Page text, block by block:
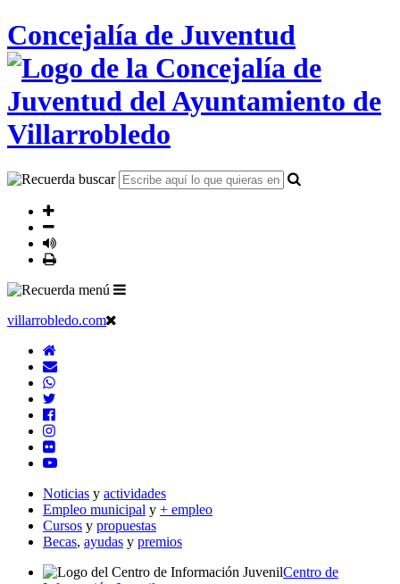
Concejalía de Juventud
villarrobledo.com
Noticias y actividades
Empleo municipal y + empleo
Cursos y propuestas
Becas, ayudas y premios
Centro de